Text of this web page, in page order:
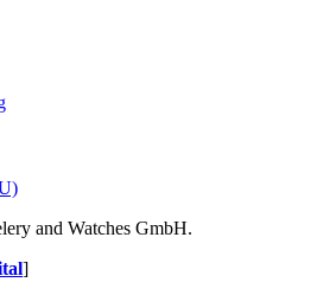
and Watches GmbH.
]